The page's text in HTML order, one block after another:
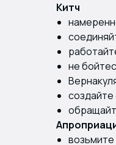
Китч
не